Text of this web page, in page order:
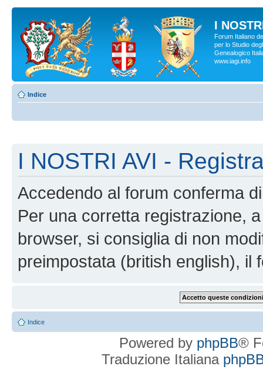
I
Forum Italiano
per lo Studio
Genealogico
www.iagi.info
Indice
I NOSTRI AVI -
Accedendo al forum conferma
Per una corretta registrazione,
browser, si consiglia di non
preimpostata (british english), il
Indice
Powered by phpBB®
Traduzione Italiana